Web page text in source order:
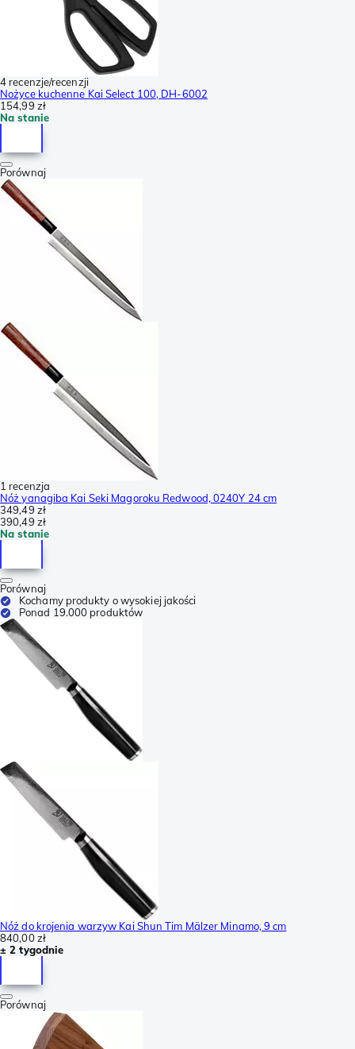
4 recenzje/recenzji
Nożyce kuchenne Kai Select 100, DH-6002
154,99 zł
Na stanie
Porównaj
1 recenzja
Nóż yanagiba Kai Seki Magoroku Redwood, 0240Y 24 cm
349,49 zł
390,49 zł
Na stanie
Porównaj
Kochamy produkty o wysokiej jakości
Ponad 19.000 produktów
Nóż do krojenia warzyw Kai Shun Tim Mälzer Minamo, 9 cm
840,00 zł
± 2 tygodnie
Porównaj